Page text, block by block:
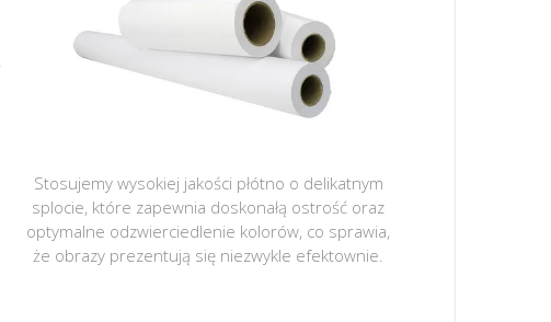
Stosujemy wysokiej jakości płótno o delikatnym
splocie, które zapewnia doskonałą ostrość oraz
optymalne odzwierciedlenie kolorów, co sprawia,
że obrazy prezentują się niezwykle efektownie.